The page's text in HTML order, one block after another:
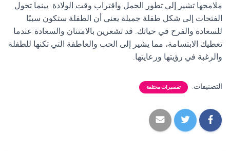
ملامحها تشير إلى تطور الحمل واقتراب وقت الولادة. بينما تحول
الفتحات إلى شكل طفلة جميلة يعني أن الطفلة ستكون سببًا
للسعادة والفرح في حياتك. قد تشعرين بالامتنان والسعادة عندما
تعطيك الابتسامة، مما يشير إلى الحب والعاطفة التي تكنها للطفلة
والرغبة في رؤيتها ورعايتها.
التصنيفات: تفسيرات مختلفة